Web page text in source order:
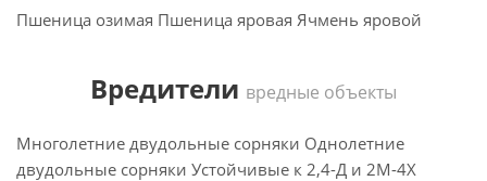
Пшеница озимая Пшеница яровая Ячмень яровой
Вредители вредные объекты
Многолетние двудольные сорняки Однолетние
двудольные сорняки Устойчивые к 2,4-Д и 2М-4Х